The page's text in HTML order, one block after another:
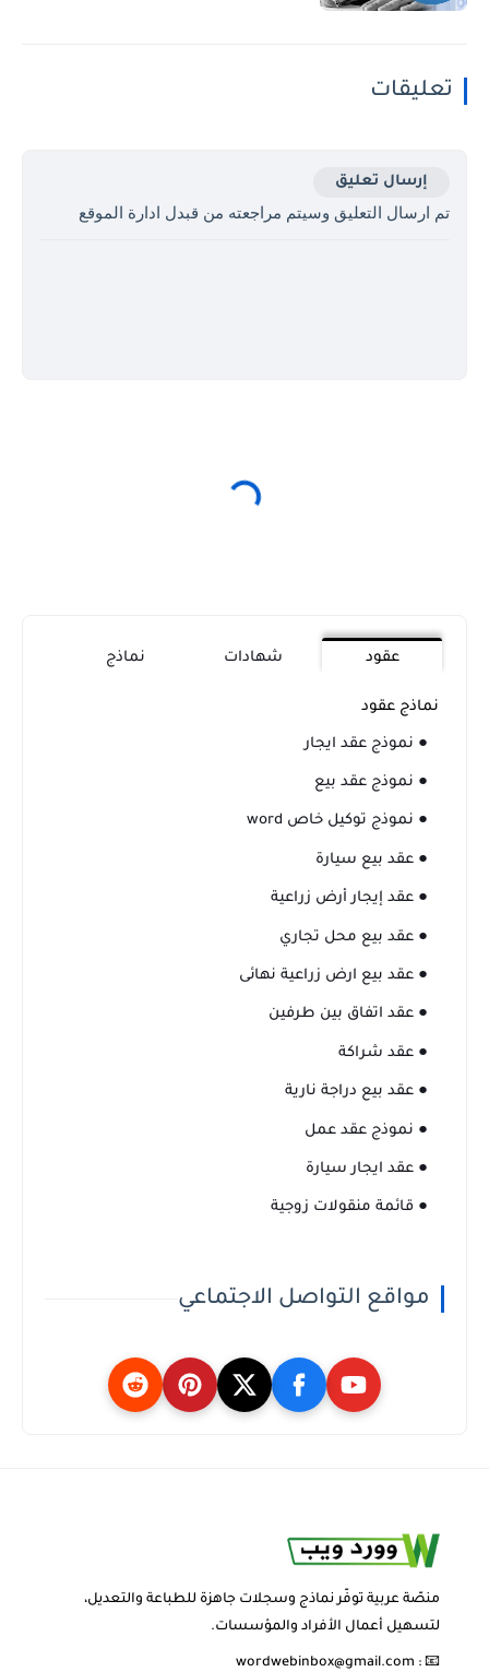
تعليقات
إرسال تعليق
تم ارسال التعليق وسيتم مراجعته من قبدل ادارة الموقع
عقود شهادات نماذج
نماذج عقود
● نموذج عقد ايجار
● نموذج عقد بيع
● نموذج توكيل خاص word
● عقد بيع سيارة
● عقد إيجار أرض زراعية
● عقد بيع محل تجاري
● عقد بيع ارض زراعية نهائى
● عقد اتفاق بين طرفين
● عقد شراكة
● عقد بيع دراجة نارية
● نموذج عقد عمل
● عقد ايجار سيارة
● قائمة منقولات زوجية
مواقع التواصل الاجتماعي
منصّة عربية توفّر نماذج وسجلات جاهزة للطباعة والتعديل،
لتسهيل أعمال الأفراد والمؤسسات.
📧 :
wordwebinbox@gmail.com